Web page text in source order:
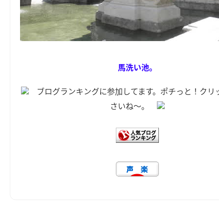
馬洗い池。
ブログランキングに参加してます。ポチっと！クリ
さいね～。